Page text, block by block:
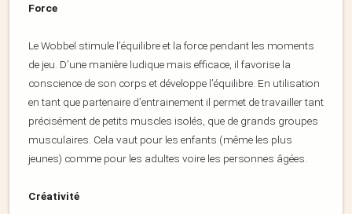
Force
Le Wobbel stimule l’équilibre et la force pendant les moments
de jeu. D’une manière ludique mais efficace, il favorise la
conscience de son corps et développe l’équilibre. En utilisation
en tant que partenaire d’entrainement il permet de travailler tant
précisément de petits muscles isolés, que de grands groupes
musculaires. Cela vaut pour les enfants (même les plus
jeunes) comme pour les adultes voire les personnes âgées.
Créativité